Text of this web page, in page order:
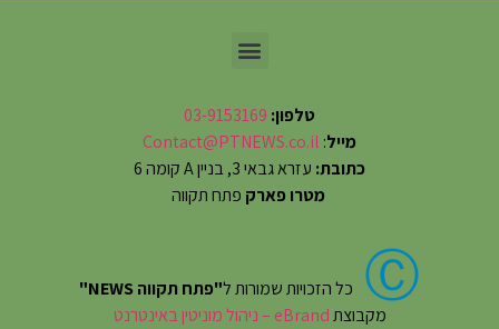
טלפון: 03-9153169
מייל:
Contact@PTNEWS.co.il
כתובת: עזרא גבאי 3, בניין A קומה 6
מטרו פארק פתח תקווה
Ⓒ כל הזכויות שמורות ל"פתח תקווה NEWS"
מקבוצתeBrand – ניהול מוניטין באינטרנט